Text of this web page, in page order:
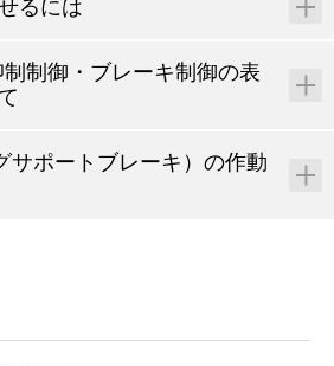
るには
制御・ブレーキ制御の表
サポートブレーキ）の作動